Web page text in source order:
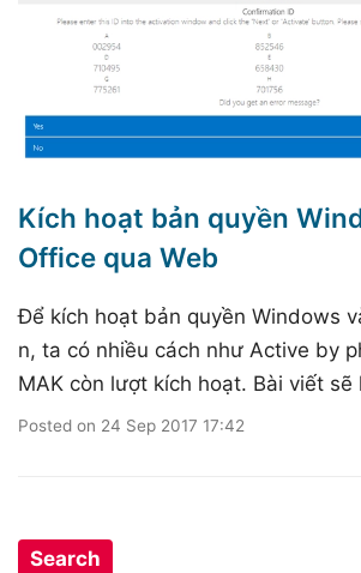
Kích hoạt bản quyền
Office qua Web
Để kích hoạt bản quyền Windows
n, ta có nhiều cách như Active by
MAK còn lượt kích hoạt. Bài viết
Posted on 24 Sep 2017 17:42
Search